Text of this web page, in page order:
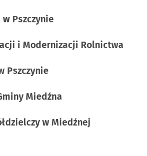
w Pszczynie
i Modernizacji Rolnictwa
Pszczynie
Miedźna
w Miedźnej